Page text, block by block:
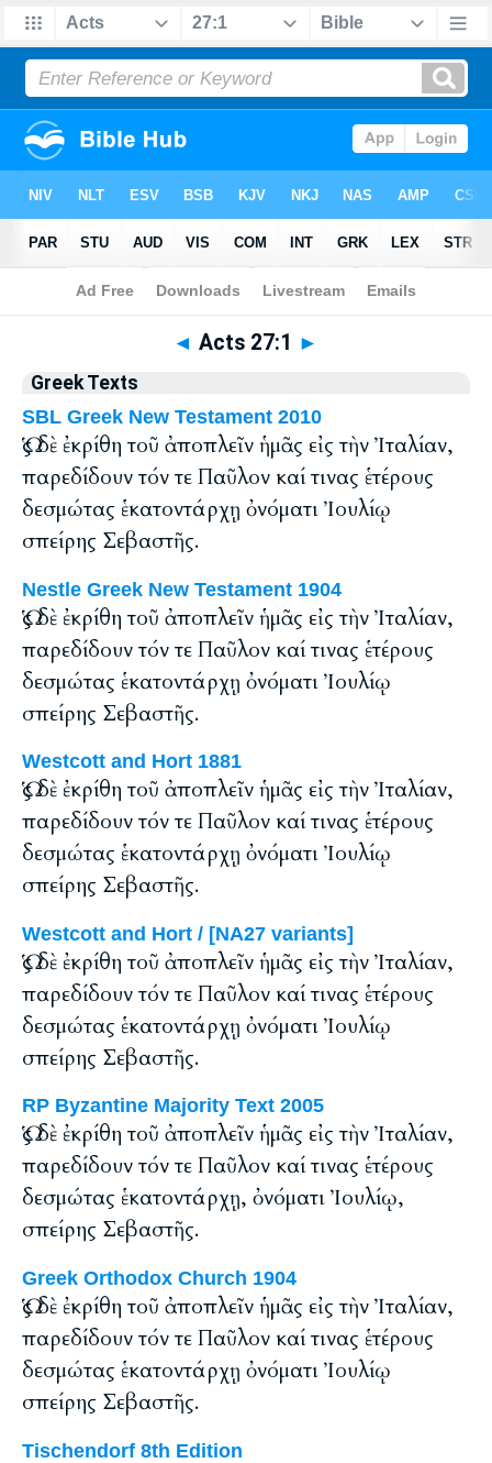
Bible>Greek> Acts 27:1
◄ Acts 27:1 ►
Greek Texts
SBL Greek New Testament 2010
Ὡς δὲ ἐκρίθη τοῦ ἀποπλεῖν ἡμᾶς εἰς τὴν Ἰταλίαν,
παρεδίδουν τόν τε Παῦλον καί τινας ἑτέρους
δεσμώτας ἑκατοντάρχῃ ὀνόματι Ἰουλίῳ
σπείρης Σεβαστῆς.
Nestle Greek New Testament 1904
Ὡς δὲ ἐκρίθη τοῦ ἀποπλεῖν ἡμᾶς εἰς τὴν Ἰταλίαν,
παρεδίδουν τόν τε Παῦλον καί τινας ἑτέρους
δεσμώτας ἑκατοντάρχῃ ὀνόματι Ἰουλίῳ
σπείρης Σεβαστῆς.
Westcott and Hort 1881
Ὡς δὲ ἐκρίθη τοῦ ἀποπλεῖν ἡμᾶς εἰς τὴν Ἰταλίαν,
παρεδίδουν τόν τε Παῦλον καί τινας ἑτέρους
δεσμώτας ἑκατοντάρχῃ ὀνόματι Ἰουλίῳ
σπείρης Σεβαστῆς.
Westcott and Hort / [NA27 variants]
Ὡς δὲ ἐκρίθη τοῦ ἀποπλεῖν ἡμᾶς εἰς τὴν Ἰταλίαν,
παρεδίδουν τόν τε Παῦλον καί τινας ἑτέρους
δεσμώτας ἑκατοντάρχῃ ὀνόματι Ἰουλίῳ
σπείρης Σεβαστῆς.
RP Byzantine Majority Text 2005
Ὡς δὲ ἐκρίθη τοῦ ἀποπλεῖν ἡμᾶς εἰς τὴν Ἰταλίαν,
παρεδίδουν τόν τε Παῦλον καί τινας ἑτέρους
δεσμώτας ἑκατοντάρχῃ, ὀνόματι Ἰουλίῳ,
σπείρης Σεβαστῆς.
Greek Orthodox Church 1904
Ὡς δὲ ἐκρίθη τοῦ ἀποπλεῖν ἡμᾶς εἰς τὴν Ἰταλίαν,
παρεδίδουν τόν τε Παῦλον καί τινας ἑτέρους
δεσμώτας ἑκατοντάρχῃ ὀνόματι Ἰουλίῳ
σπείρης Σεβαστῆς.
Tischendorf 8th Edition